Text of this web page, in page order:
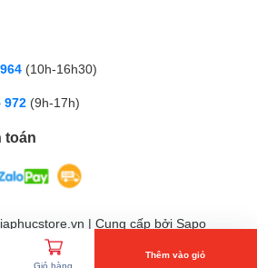
(10h-16h30)
972 (9h-17h)
toán
| Cung cấp bởi Sapo
Giỏ hàng
Thêm vào giỏ